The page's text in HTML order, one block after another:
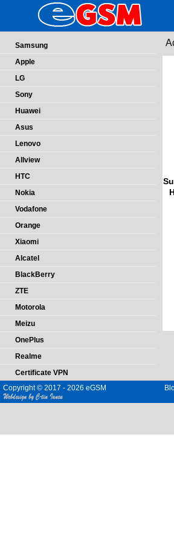
Samsung
Apple
LG
Sony
Huawei
Asus
Lenovo
Allview
HTC
Nokia
Vodafone
Orange
Xiaomi
Alcatel
BlackBerry
ZTE
Motorola
Meizu
OnePlus
Realme
Certificate VPN
Copyright © 2017 - 2026 eGSM